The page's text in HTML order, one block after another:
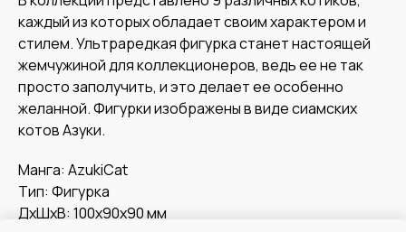
каждый из которых обладает своим характером и
стилем. Ультраредкая фигурка станет настоящей
жемчужиной для коллекционеров, ведь ее не так
просто заполучить, и это делает ее особенно
желанной. Фигурки изображены в виде сиамских
котов Азуки.
Манга: AzukiCat
Тип: Фигурка
ДxШxВ: 100x90x90 мм